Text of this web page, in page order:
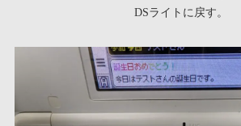
DSライトに戻す。